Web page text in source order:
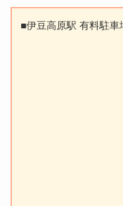
■伊豆高原駅 有料駐車